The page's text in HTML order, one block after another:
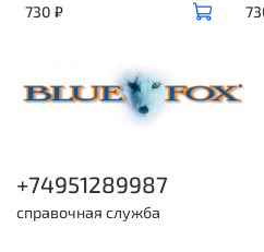
730 ₽
+74951289987
справочная служба